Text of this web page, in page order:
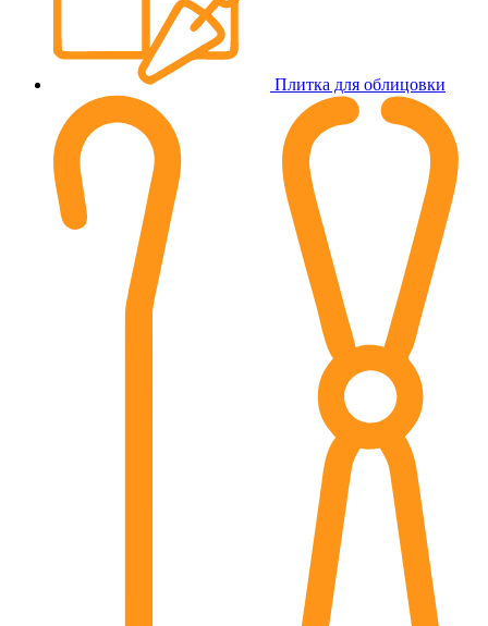
Плитка для облицовки